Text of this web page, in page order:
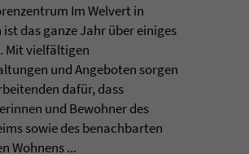
Im Welvert in
das ganze Jahr über einiges
Mit vielfältigen
und Angeboten sorgen
dafür, dass
und Bewohner des
sowie des benachbarten
Wohnens ...